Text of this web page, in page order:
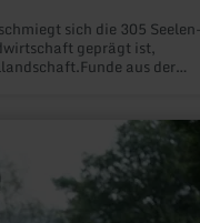
sich die 305
geprägt ist,
aus der